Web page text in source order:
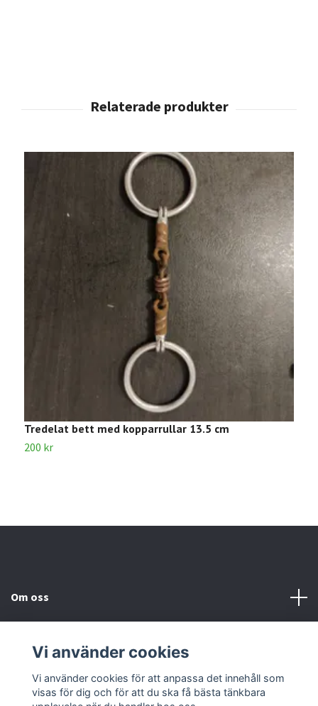
Tredelat bett med kopparrullar 13.5 cm
200 kr
Om oss
Kontakta oss
Vi använder cookies
Vi använder cookies för att anpassa det innehåll som
visas för dig och för att du ska få bästa tänkbara